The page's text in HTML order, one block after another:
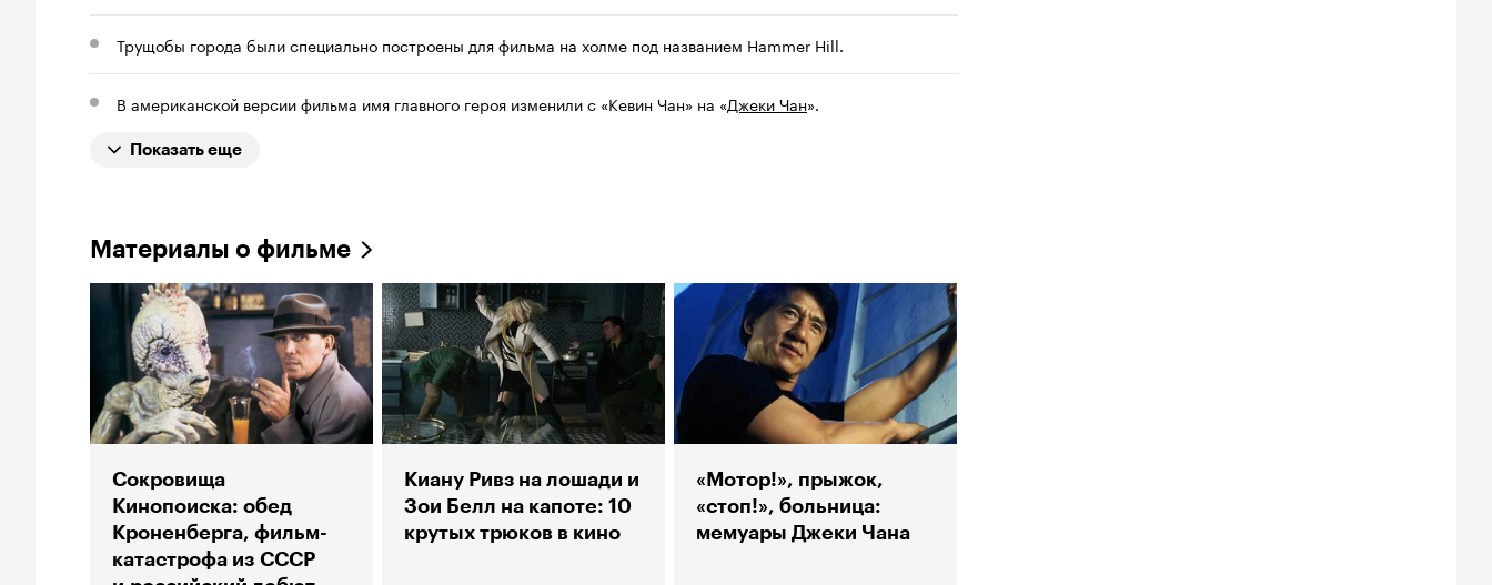
Трущобы города были специально построены для фильма на холме под названием Hammer Hill.
В американской версии фильма имя главного героя изменили с «Кевин Чан» на «Джеки Чан».
Показать еще
Материалы о фильме
Сокровища
Кинопоиска: обед
Кроненберга, фильм-
катастрофа из СССР
Киану Ривз на лошади и
Зои Белл на капоте: 10
крутых трюков в кино
«Мотор!», прыжок,
«стоп!», больница:
мемуары Джеки Чана